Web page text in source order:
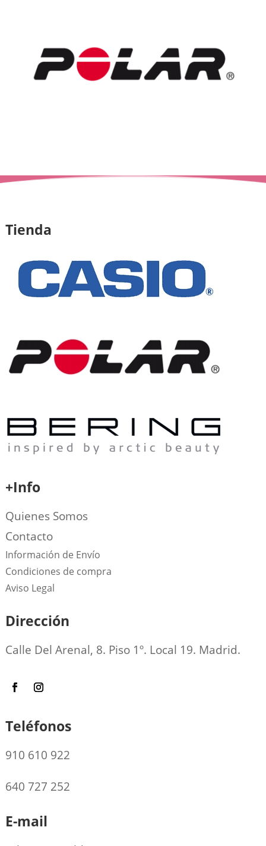
Tienda
+Info
Quienes Somos
Contacto
Información de Envío
Condiciones de compra
Aviso Legal
Dirección
Calle Del Arenal, 8. Piso 1º. Local 19. Madrid.
Teléfonos
910 610 922
640 727 252
E-mail